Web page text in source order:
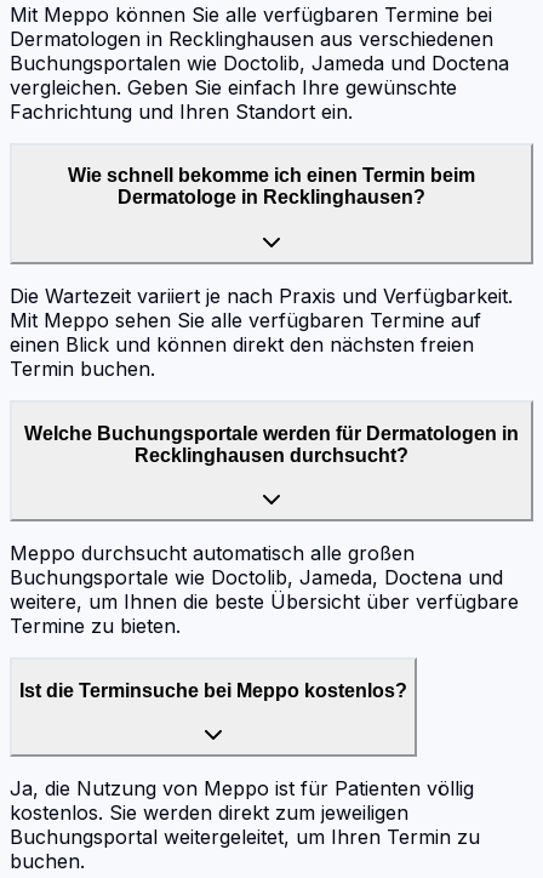
Mit Meppo können Sie alle verfügbaren Termine bei
Dermatologen in Recklinghausen aus verschiedenen
Buchungsportalen wie Doctolib, Jameda und Doctena
vergleichen. Geben Sie einfach Ihre gewünschte
Fachrichtung und Ihren Standort ein.
Wie schnell bekomme ich einen Termin beim
Dermatologe in Recklinghausen?
Die Wartezeit variiert je nach Praxis und Verfügbarkeit.
Mit Meppo sehen Sie alle verfügbaren Termine auf
einen Blick und können direkt den nächsten freien
Termin buchen.
Welche Buchungsportale werden für Dermatologen in
Recklinghausen durchsucht?
Meppo durchsucht automatisch alle großen
Buchungsportale wie Doctolib, Jameda, Doctena und
weitere, um Ihnen die beste Übersicht über verfügbare
Termine zu bieten.
Ist die Terminsuche bei Meppo kostenlos?
Ja, die Nutzung von Meppo ist für Patienten völlig
kostenlos. Sie werden direkt zum jeweiligen
Buchungsportal weitergeleitet, um Ihren Termin zu
buchen.